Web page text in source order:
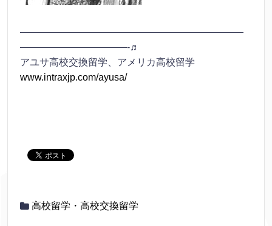
———————————————————————
———————————-♬
アユサ高校交換留学、アメリカ高校留学
www.intraxjp.com/ayusa/
高校留学・高校交換留学